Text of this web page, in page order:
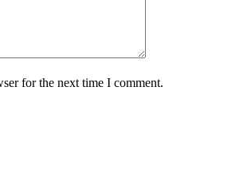
for the next time I comment.